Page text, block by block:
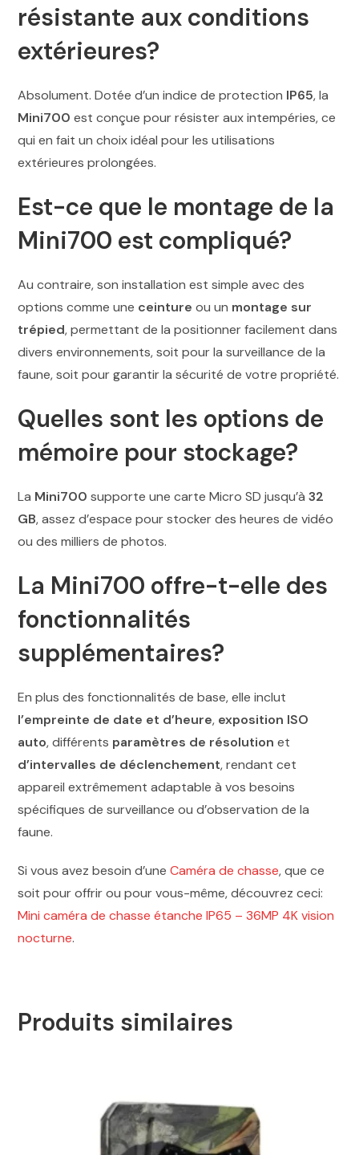
résistante aux conditions
extérieures?
Absolument. Dotée d’un indice de protection IP65, la
Mini700 est conçue pour résister aux intempéries, ce
qui en fait un choix idéal pour les utilisations
extérieures prolongées.
Est-ce que le montage de la
Mini700 est compliqué?
Au contraire, son installation est simple avec des
options comme une ceinture ou un montage sur
trépied, permettant de la positionner facilement dans
divers environnements, soit pour la surveillance de la
faune, soit pour garantir la sécurité de votre propriété.
Quelles sont les options de
mémoire pour stockage?
La Mini700 supporte une carte Micro SD jusqu’à32
GB, assez d’espace pour stocker des heures de vidéo
ou des milliers de photos.
La Mini700 offre-t-elle des
fonctionnalités
supplémentaires?
En plus des fonctionnalités de base, elle inclut
l’empreinte de date et d’heure, exposition ISO
auto, différents paramètres de résolution et
d’intervalles de déclenchement, rendant cet
appareil extrêmement adaptable à vos besoins
spécifiques de surveillance ou d’observation de la
faune.
Si vous avez besoin d’uneCaméra de chasse, que ce
soit pour offrir ou pour vous-même, découvrez ceci:
Mini caméra de chasse étanche IP65 – 36MP 4K vision
nocturne.
Produits similaires